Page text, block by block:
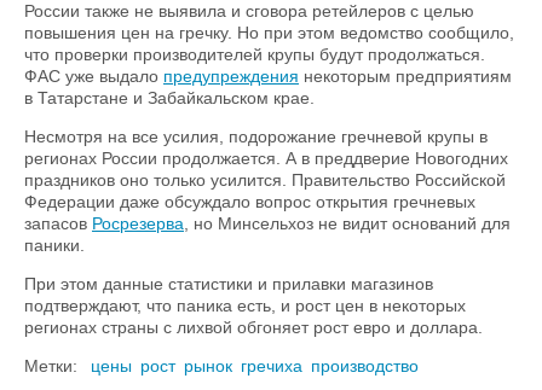
России также не выявила и сговора ретейлеров с целью
повышения цен на гречку. Но при этом ведомство сообщило,
что проверки производителей крупы будут продолжаться.
ФАС уже выдало предупреждения некоторым предприятиям
в Татарстане и Забайкальском крае.
Несмотря на все усилия, подорожание гречневой крупы в
регионах России продолжается. А в преддверие Новогодних
праздников оно только усилится. Правительство Российской
Федерации даже обсуждало вопрос открытия гречневых
запасов Росрезерва , но Минсельхоз не видит оснований для
паники.
При этом данные статистики и прилавки магазинов
подтверждают, что паника есть, и рост цен в некоторых
регионах страны с лихвой обгоняет рост евро и доллара.
Метки:
цены рост рынок гречиха производство